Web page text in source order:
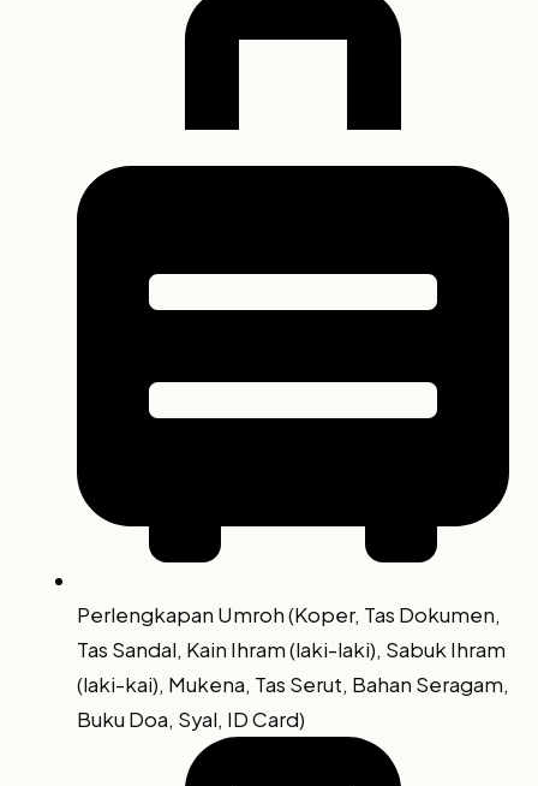
Perlengkapan Umroh (Koper, Tas Dokumen,
Tas Sandal, Kain Ihram (laki-laki), Sabuk Ihram
(laki-kai), Mukena, Tas Serut, Bahan Seragam,
Buku Doa, Syal, ID Card)